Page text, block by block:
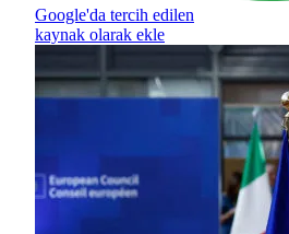
Google'da tercih edilen
kaynak olarak ekle